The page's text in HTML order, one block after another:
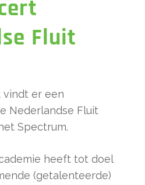
Fluit
vindt er een
Nederlandse Fluit
Spectrum.
heeft tot doel
(getalenteerde)